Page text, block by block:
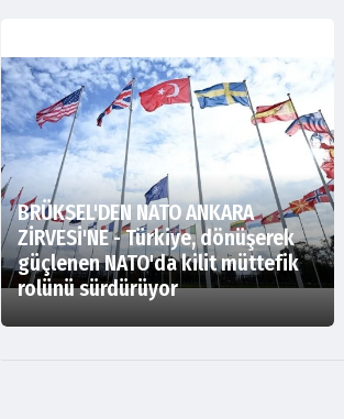
BRÜKSEL'DEN NATO ANKARA
ZİRVESİ'NE - Türkiye, dönüşerek
güçlenen NATO'da kilit müttefik
rolünü sürdürüyor